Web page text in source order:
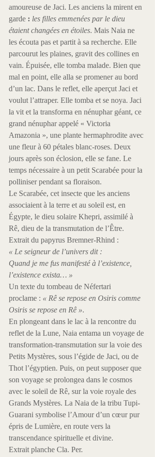
amoureuse de Jaci. Les anciens la mirent en
garde : les filles emmenées par le dieu
étaient changées en étoiles. Mais Naia ne
les écouta pas et partit à sa recherche. Elle
parcourut les plaines, gravit des collines en
vain. Épuisée, elle tomba malade. Bien que
mal en point, elle alla se promener au bord
d’un lac. Dans le reflet, elle aperçut Jaci et
voulut l’attraper. Elle tomba et se noya. Jaci
la vit et la transforma en nénuphar géant, ce
grand nénuphar appelé « Victoria
Amazonia », une plante hermaphrodite avec
une fleur à 60 pétales blanc-roses. Deux
jours après son éclosion, elle se fane. Le
temps nécessaire à un petit Scarabée pour la
polliniser pendant sa floraison.
Le Scarabée, cet insecte que les anciens
associaient à la terre et au soleil est, en
Égypte, le dieu solaire Khepri, assimilé à
Rê, dieu de la transmutation de l’Être.
Extrait du papyrus Bremner-Rhind :
« Le seigneur de l’univers dit :
Quand je me fus manifesté à l’existence,
l’existence exista… »
Un texte du tombeau de Néfertari
proclame : « Rê se repose en Osiris comme
Osiris se repose en Rê ».
En plongeant dans le lac à la rencontre du
reflet de la Lune, Naia entama un voyage de
transformation-transmutation sur la voie des
Petits Mystères, sous l’égide de Jaci, ou de
Thot l’égyptien. Puis, on peut supposer que
son voyage se prolongea dans le cosmos
avec le soleil de Rê, sur la voie royale des
Grands Mystères. La Naia de la tribu Tupi-
Guarani symbolise l’Amour d’un cœur pur
épris de Lumière, en route vers la
transcendance spirituelle et divine.
Extrait planche Cla. Per.